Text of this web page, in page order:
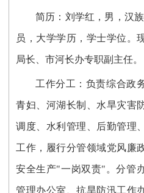
简历： 刘学红， 男，汉
员，大学学历 ，学士学位 。
局长 、市河长办专职副主任。
工作分工： 负责综合政
青妇、 河湖长制、水旱灾害
调度 水利管理、 后勤管理、
工作，履行分管领域党风廉
安全生产"一岗双责"。分管
管理办公室、抗旱防汛工作